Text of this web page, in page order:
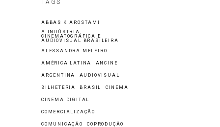
TAGS
ABBAS KIAROSTAMI
A INDÚSTRIA
CINEMATOGRÁFICA E
AUDIOVISUAL BRASILEIRA
ALESSANDRA MELEIRO
AMÉRICA LATINA ANCINE
ARGENTINA AUDIOVISUAL
BILHETERIA BRASIL CINEMA
CINEMA DIGITAL
COMERCIALIZAÇÃO
COMUNICAÇÃO COPRODUÇÃO